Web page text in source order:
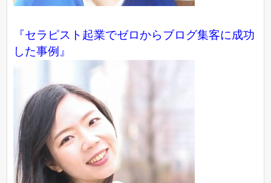
『セラピスト起業でゼロからブログ集客に成功
した事例 』